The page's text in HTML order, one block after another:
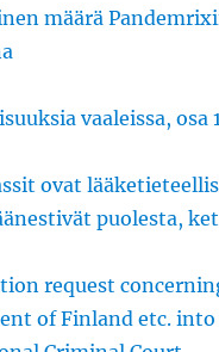
määrä
vaaleissa, osa 1
ovat
puolesta,
request
of Finland etc. into